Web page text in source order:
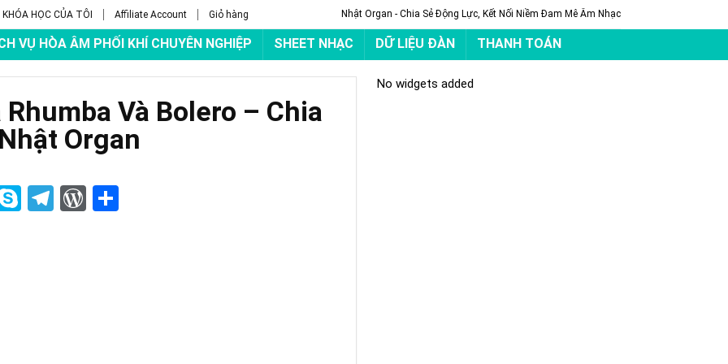
KHÓA HỌC CỦA TÔI Affiliate Account Giỏ hàng Nhật Organ - Chia Sẻ Động Lực, Kết Nối Niềm Đam Mê Âm Nhạc
VỤ HÒA ÂM PHỐI KHÍ CHUYÊN NGHIỆP SHEET NHẠC DỮ LIỆU ĐÀN THANH TOÁN
Và Bolero – Chia
Organ
S
T
W
No widgets added